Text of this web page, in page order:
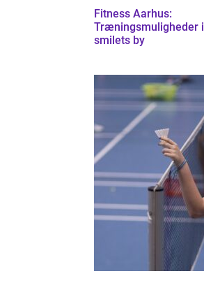
Fitness Aarhus:
Træningsmuligheder i
smilets by